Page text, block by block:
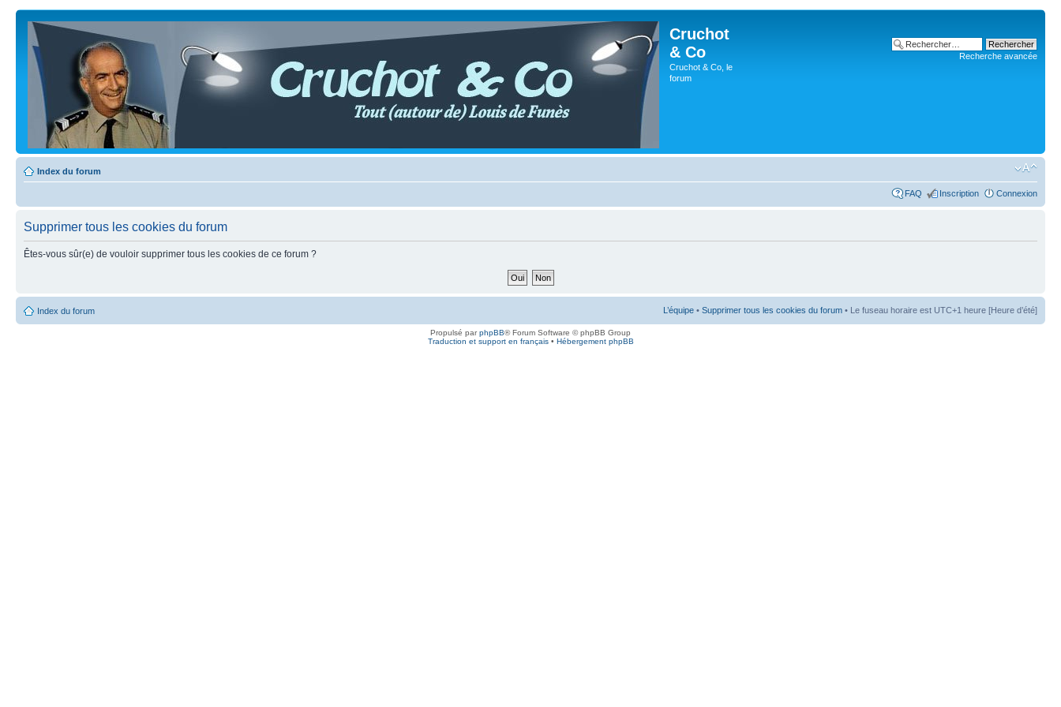
Cruchot
& Co
Cruchot & Co, le
forum
Recherche avancée
Index du forum
FAQ Inscription Connexion
Supprimer tous les cookies du forum
Êtes-vous sûr(e) de vouloir supprimer tous les cookies de ce forum ?
Index du forum L’équipe • Supprimer tous les cookies du forum • Le fuseau horaire est UTC+1 heure [Heure d’été]
Propulsé parphpBB® Forum Software © phpBB Group
Traduction et support en français• Hébergement phpBB